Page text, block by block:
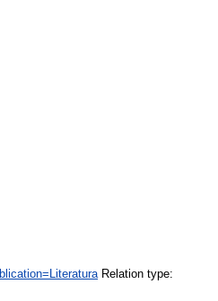
Relation type: